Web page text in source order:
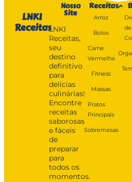
LNKI
Receitas
Nosso
Site
LNKI
Receitas,
seu
destino
definitivo
para
delícias
culinárias!
Encontre
receitas
saborosas
e fáceis
de
preparar
para
todos os
momentos.
Receitas
Arroz
Bolos
Carne
Vermelha
Fitness
Massas
Pratos
Principais
Sobremesas
de